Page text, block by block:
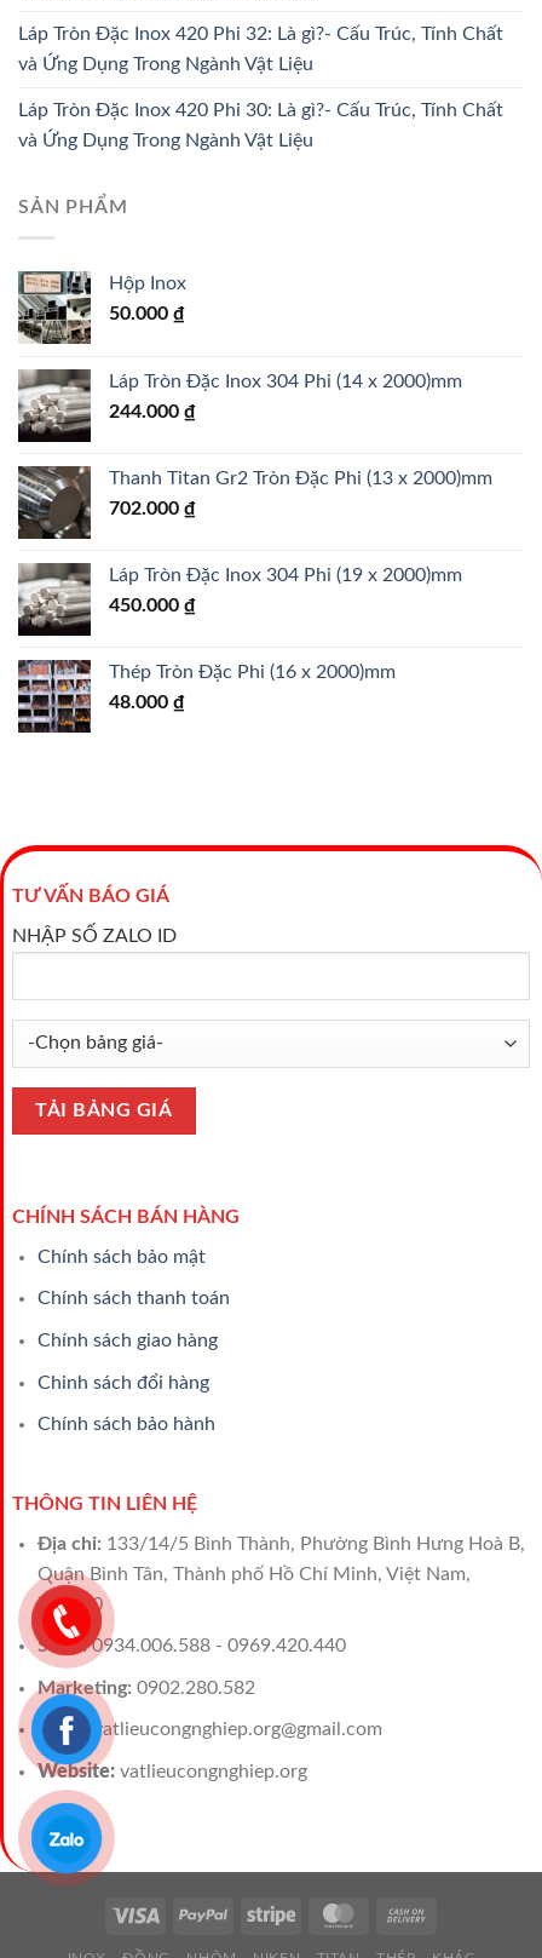
Láp Tròn Đặc Inox 420 Phi 32: Là gì?- Cấu Trúc, Tính Chất
và Ứng Dụng Trong Ngành Vật Liệu
Láp Tròn Đặc Inox 420 Phi 30: Là gì?- Cấu Trúc, Tính Chất
và Ứng Dụng Trong Ngành Vật Liệu
SẢN PHẨM
Hộp Inox
50.000 ₫
Láp Tròn Đặc Inox 304 Phi (14 x 2000)mm
244.000 ₫
Thanh Titan Gr2 Tròn Đặc Phi (13 x 2000)mm
702.000 ₫
Láp Tròn Đặc Inox 304 Phi (19 x 2000)mm
450.000 ₫
Thép Tròn Đặc Phi (16 x 2000)mm
48.000 ₫
TƯ VẤN BÁO GIÁ
NHẬP SỐ ZALO ID
CHÍNH SÁCH BÁN HÀNG
Chính sách bảo mật
Chính sách thanh toán
Chính sách giao hàng
Chinh sách đổi hàng
Chính sách bảo hành
THÔNG TIN LIÊN HỆ
Địa chỉ: 133/14/5 Bình Thành, Phường Bình Hưng Hoà B,
Quận Bình Tân, Thành phố Hồ Chí Minh, Việt Nam,
700000
Sales:0934.006.588 - 0969.420.440
Marketing: 0902.280.582
Email: vatlieucongnghiep.org@gmail.com
Website: vatlieucongnghiep.org